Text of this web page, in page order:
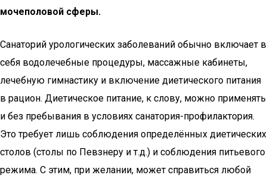
мочеполовой сферы.
Санаторий урологических заболеваний обычно включает в
себя водолечебные процедуры, массажные кабинеты,
лечебную гимнастику и включение диетического питания
в рацион. Диетическое питание, к слову, можно применять
и без пребывания в условиях санатория-профилактория.
Это требует лишь соблюдения определённых диетических
столов (столы по Певзнеру и т.д.) и соблюдения питьевого
режима. С этим, при желании, может справиться любой